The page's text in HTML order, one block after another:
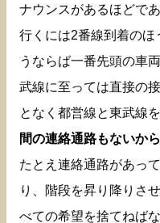
ナウンスがあるほどで
行くには2番線到着のほ
うならば一番先頭の車
武線に至っては直接の
となく都営線と東武線
間の連絡通路もないか
たとえ連絡通路があっ
り、階段を昇り降りさ
べての希望を捨てねば